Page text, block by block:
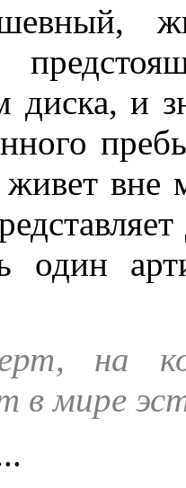
диска, и
вне
один
на
в мире